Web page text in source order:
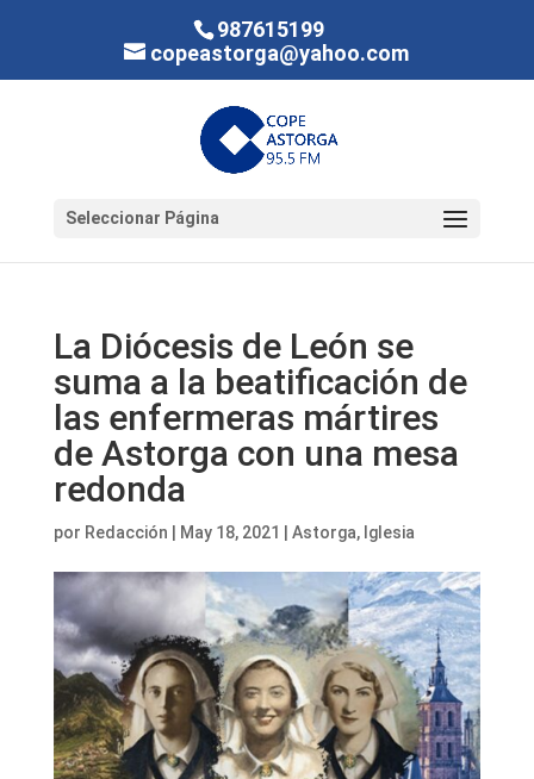
987615199
copeastorga@yahoo.com
Seleccionar Página
La Diócesis de León se
suma a la beatificación de
las enfermeras mártires
de Astorga con una mesa
redonda
por Redacción May 18, 2021 Astorga, Iglesia